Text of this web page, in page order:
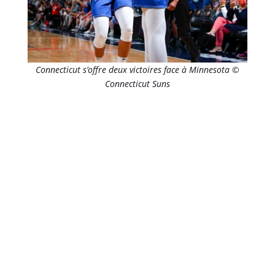
Connecticut s’offre deux victoires face à Minnesota ©
Connecticut Suns